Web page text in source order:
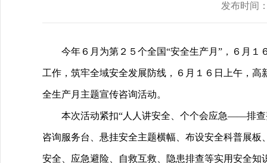
发布时间
今年６月为第２５个全国“安全生产月”，６月
工作，筑牢全域安全发展防线，６月１６日上午，
全生产月主题宣传咨询活动。
本次活动紧扣“人人讲安全、个个会应急——排查
咨询服务台、悬挂安全主题横幅、布设安全科普展
安全、应急避险、自救互救、隐患排查等实用安全